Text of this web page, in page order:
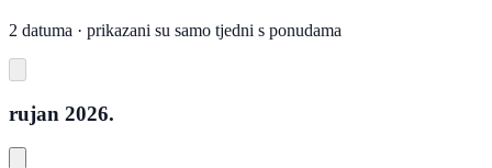
2 datuma · prikazani su samo tjedni s ponudama
rujan 2026.